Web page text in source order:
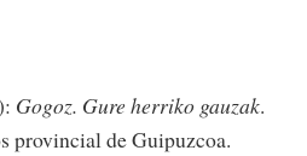
Gogoz. Gure herriko gauzak.
provincial de Guipuzcoa.